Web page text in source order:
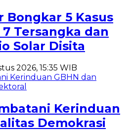
Bongkar 5 Kasus
Tersangka dan
Solar Disita
2026, 15:35 WIB
Kerinduan
Demokrasi